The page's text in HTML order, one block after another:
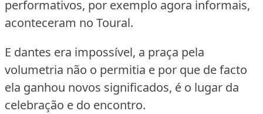
performativos, por exemplo agora informais,
aconteceram no Toural.
E dantes era impossível, a praça pela
volumetria não o permitia e por que de facto
ela ganhou novos significados, é o lugar da
celebração e do encontro.